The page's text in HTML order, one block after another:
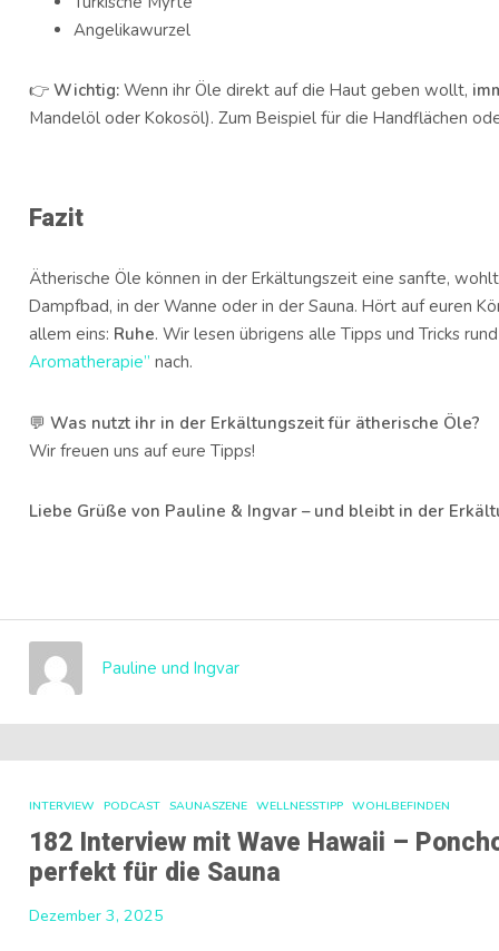
Angelikawurzel
👉 Wichtig:Wenn ihr Öle direkt auf die Haut geben wollt,
Mandelöl oder Kokosöl). Zum Beispiel für die Handflächen
Fazit
Ätherische Öle können in der Erkältungszeit eine sanfte,
Dampfbad, in der Wanne oder in der Sauna. Hört auf euren
allem eins: Ruhe. Wir lesen übrigens alle Tipps und Tricks
Aromatherapie” nach.
💬 Was nutzt ihr in der Erkältungszeit für ätherische Öle?
Wir freuen uns auf eure Tipps!
Liebe Grüße von Pauline & Ingvar – und bleibt in der
Pauline und Ingvar
INTERVIEW PODCAST SAUNASZENE WELLNESSTIPP WOHLBEFINDEN
182 Interview mit Wave Hawaii –
perfekt für die Sauna
Dezember 3, 2025